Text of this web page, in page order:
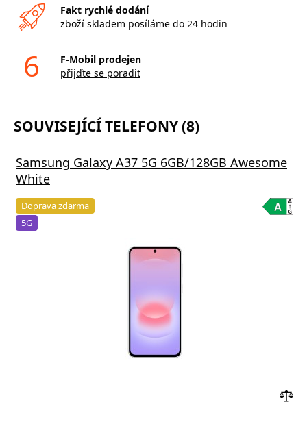
Fakt rychlé dodání
zboží skladem posíláme do 24 hodin
6
F-Mobil prodejen
přijďte se poradit
SOUVISEJÍCÍ TELEFONY (8)
Samsung Galaxy A37 5G 6GB/128GB Awesome
White
Doprava zdarma
5G